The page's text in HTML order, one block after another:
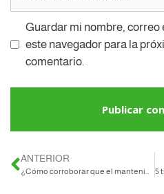
Guardar mi nombre, correo
este navegador para la
comentario.
ANTERIOR
¿Cómo corroborar que el mantenimiento de tus unidades de transporte de personal sea el adecuado?